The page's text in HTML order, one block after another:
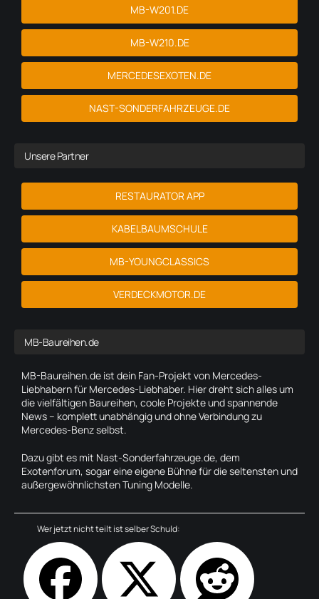
MB-W201.DE
MB-W210.DE
MERCEDESEXOTEN.DE
NAST-SONDERFAHRZEUGE.DE
Unsere Partner
RESTAURATOR APP
KABELBAUMSCHULE
MB-YOUNGCLASSICS
VERDECKMOTOR.DE
MB-Baureihen.de
MB-Baureihen.de ist dein Fan-Projekt von Mercedes-
Liebhabern für Mercedes-Liebhaber. Hier dreht sich alles um
die vielfältigen Baureihen, coole Projekte und spannende
News – komplett unabhängig und ohne Verbindung zu
Mercedes-Benz selbst.
Dazu gibt es mit Nast-Sonderfahrzeuge.de, dem
Exotenforum, sogar eine eigene Bühne für die seltensten und
außergewöhnlichsten Tuning Modelle.
Wer jetzt nicht teilt ist selber Schuld: